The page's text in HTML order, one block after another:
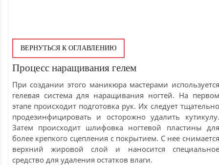
ВЕРНУТЬСЯ К ОГЛАВЛЕНИЮ
Процесс наращивания гелем
При создании этого маникюра мастерами используется
гелевая система для наращивания ногтей. На первом
этапе происходит подготовка рук. Их следует тщательно
продезинфицировать и осторожно удалить кутикулу.
Затем происходит шлифовка ногтевой пластины для
более крепкого сцепления с покрытием. С нее снимается
верхний жировой слой и наносится специальное
средство для удаления остатков влаги.